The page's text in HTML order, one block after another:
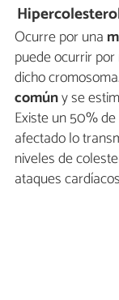
Ocurre por una
puede ocurrir
dicho
comúny se
Existe un 50%
afectado lo
niveles de
ataques